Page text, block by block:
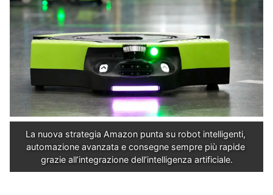
La nuova strategia Amazon punta su robot intelligenti,
automazione avanzata e consegne sempre più rapide
grazie all’integrazione dell’intelligenza artificiale.